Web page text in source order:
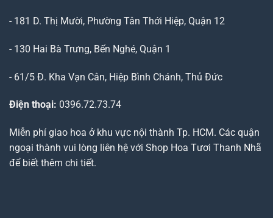
- 181 D. Thị Mười, Phường Tân Thới Hiệp, Quận 12
- 130 Hai Bà Trưng, Bến Nghé, Quận 1
- 61/5 Đ. Kha Vạn Cân, Hiệp Bình Chánh, Thủ Đức
Điện thoại: 0396.72.73.74
Miễn phí giao hoa ở khu vực nội thành Tp. HCM. Các quận
ngoại thành vui lòng liên hệ với Shop Hoa Tươi Thanh Nhã
để biết thêm chi tiết.